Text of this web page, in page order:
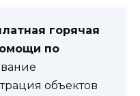
горячая
по
объектов